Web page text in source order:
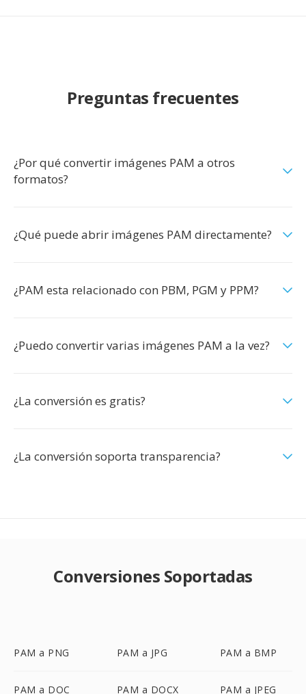
Preguntas frecuentes
¿Por qué convertir imágenes PAM a otros
formatos?
¿Qué puede abrir imágenes PAM directamente?
¿PAM esta relacionado con PBM, PGM y PPM?
¿Puedo convertir varias imágenes PAM a la vez?
¿La conversión es gratis?
¿La conversión soporta transparencia?
Conversiones Soportadas
PAM a PNG PAM a JPG PAM a BMP
PAM a DOC PAM a DOCX PAM a JPEG